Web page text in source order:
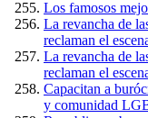
Los famosos
La revancha de
reclaman el
La revancha de
reclaman el
Capacitan a
y comunidad